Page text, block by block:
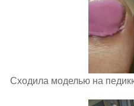
Сходила моделью на